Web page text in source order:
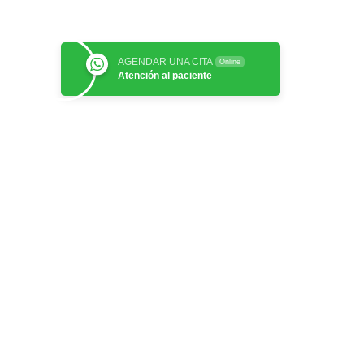
AGENDAR UNA CITA Online
Atención al paciente